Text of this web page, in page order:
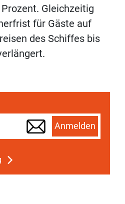
Gleichzeitig
für Gäste auf
des Schiffes bis
Anmelden